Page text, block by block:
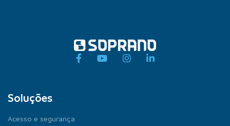
Soluções
Acesso e segurança